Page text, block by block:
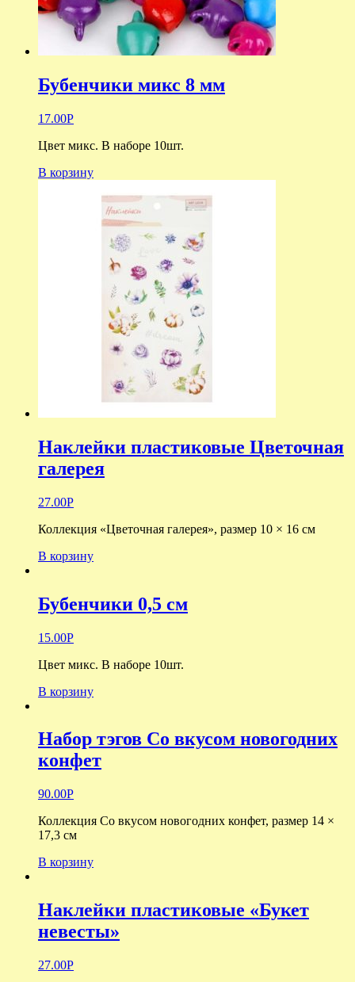
Бубенчики микс 8 мм
17.00Р
Цвет микс. В наборе 10шт.
В корзину
Наклейки пластиковые Цветочная
галерея
27.00Р
Коллекция «Цветочная галерея», размер 10 × 16 см
В корзину
Бубенчики 0,5 см
15.00Р
Цвет микс. В наборе 10шт.
В корзину
Набор тэгов Со вкусом новогодних
конфет
90.00Р
Коллекция Со вкусом новогодних конфет, размер 14 ×
17,3 см
В корзину
Наклейки пластиковые «Букет
невесты»
27.00Р